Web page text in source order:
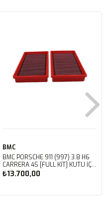
BMC
BMC PORSCHE 911 (997) 3.8 H6
CARRERA 4S [FULL KIT] KUTU İÇİ
PERFORMANS HAVA FİLTRESİ
FB468/20
₺13.700,00